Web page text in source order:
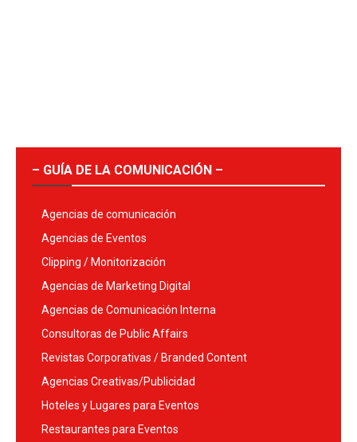
– GUÍA DE LA COMUNICACIÓN –
Agencias de comunicación
Agencias de Eventos
Clipping / Monitorización
Agencias de Marketing Digital
Agencias de Comunicación Interna
Consultoras de Public Affairs
Revistas Corporativas / Branded Content
Agencias Creativas/Publicidad
Hoteles y Lugares para Eventos
Restaurantes para Eventos